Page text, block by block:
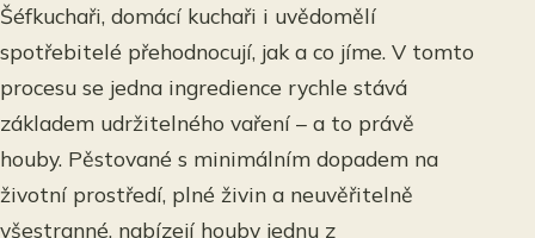
Šéfkuchaři, domácí kuchaři i uvědomělí
spotřebitelé přehodnocují, jak a co jíme. V tomto
procesu se jedna ingredience rychle stává
základem udržitelného vaření – a to právě
houby. Pěstované s minimálním dopadem na
životní prostředí, plné živin a neuvěřitelně
všestranné, nabízejí houby jednu z